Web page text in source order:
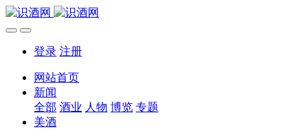
登录 注册
网站首页
新闻
全部 酒业 人物 博览 专题
美酒